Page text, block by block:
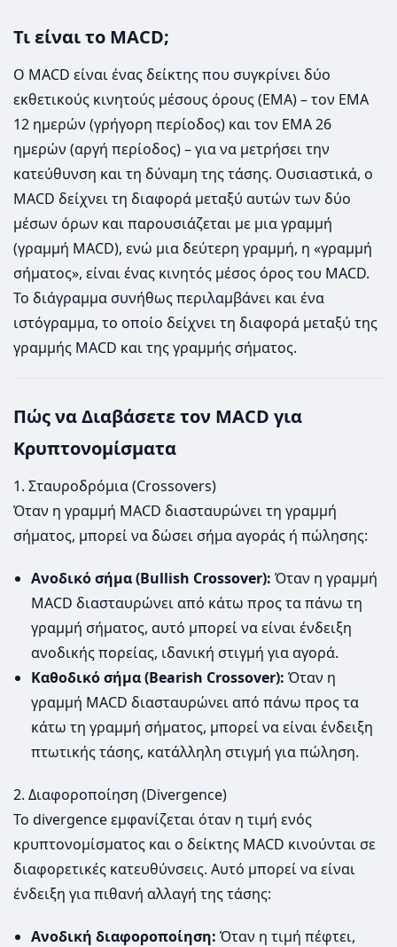
Τι είναι το MACD;
Ο MACD είναι ένας δείκτης που συγκρίνει δύο
εκθετικούς κινητούς μέσους όρους (EMA) – τον EMA
12 ημερών (γρήγορη περίοδος) και τον EMA 26
ημερών (αργή περίοδος) – για να μετρήσει την
κατεύθυνση και τη δύναμη της τάσης. Ουσιαστικά, ο
MACD δείχνει τη διαφορά μεταξύ αυτών των δύο
μέσων όρων και παρουσιάζεται με μια γραμμή
(γραμμή MACD), ενώ μια δεύτερη γραμμή, η «γραμμή
σήματος», είναι ένας κινητός μέσος όρος του MACD.
Το διάγραμμα συνήθως περιλαμβάνει και ένα
ιστόγραμμα, το οποίο δείχνει τη διαφορά μεταξύ της
γραμμής MACD και της γραμμής σήματος.
Πώς να Διαβάσετε τον MACD για
Κρυπτονομίσματα
1. Σταυροδρόμια (Crossovers)
Όταν η γραμμή MACD διασταυρώνει τη γραμμή
σήματος, μπορεί να δώσει σήμα αγοράς ή πώλησης:
Ανοδικό σήμα (Bullish Crossover): Όταν η γραμμή
MACD διασταυρώνει από κάτω προς τα πάνω τη
γραμμή σήματος, αυτό μπορεί να είναι ένδειξη
ανοδικής πορείας, ιδανική στιγμή για αγορά.
Καθοδικό σήμα (Bearish Crossover): Όταν η
γραμμή MACD διασταυρώνει από πάνω προς τα
κάτω τη γραμμή σήματος, μπορεί να είναι ένδειξη
πτωτικής τάσης, κατάλληλη στιγμή για πώληση.
2. Διαφοροποίηση (Divergence)
Το divergence εμφανίζεται όταν η τιμή ενός
κρυπτονομίσματος και ο δείκτης MACD κινούνται σε
διαφορετικές κατευθύνσεις. Αυτό μπορεί να είναι
ένδειξη για πιθανή αλλαγή της τάσης:
Ανοδική διαφοροποίηση: Όταν η τιμή πέφτει,